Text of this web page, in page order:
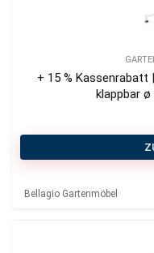
+ 15 % Kassenrabatt
klappbar
Bellagio Gartenmöbel